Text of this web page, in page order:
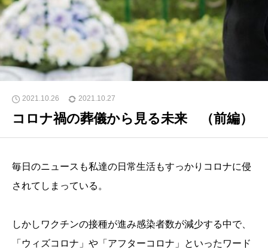
2021.10.26 2021.10.27
コロナ禍の葬儀から見る未来 （前編）
毎日のニュースも私達の日常生活もすっかりコロナに侵
されてしまっている。
しかしワクチンの接種が進み感染者数が減少する中で、
「ウィズコロナ」や「アフターコロナ」といったワード